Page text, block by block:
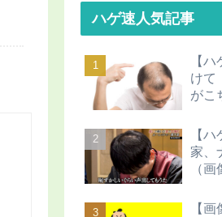
ハゲ速人気記事
【
けて
がこ
【
家、
（画
【